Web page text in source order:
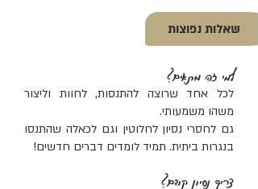
שאלות נפוצות
למי זה מתאים?
לכל אחד שרוצה להתנסות, לחוות וליצור
משהו משמעותי.
גם לחסרי נסיון לחלוטין וגם לכאלה שהתנסו
בנגרות ביתית. תמיד לומדים דברים חדשים!
צריך נסיון קודם?